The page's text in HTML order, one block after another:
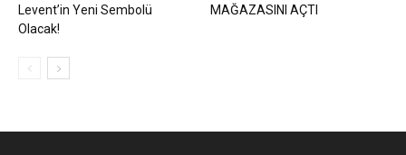
Levent’in Yeni Sembolü
Olacak!
MAĞAZASINI AÇTI